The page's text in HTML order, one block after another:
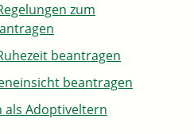
zum
beantragen
beantragen
als Adoptiveltern